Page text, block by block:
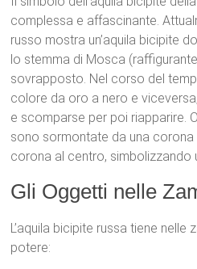
complessa e affascinante.
russo mostra un’aquila bicipite
lo stemma di Mosca
sovrapposto. Nel corso del
colore da oro a nero e
e scomparse per poi riapparire.
sono sormontate da una corona
corona al centro, simbolizzando
Gli Oggetti nelle
L’aquila bicipite russa tiene nelle
potere: